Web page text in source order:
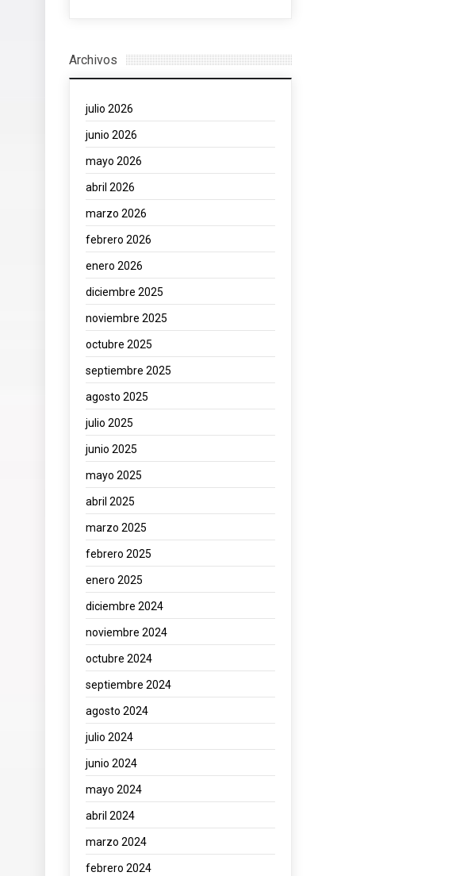
Archivos
julio 2026
junio 2026
mayo 2026
abril 2026
marzo 2026
febrero 2026
enero 2026
diciembre 2025
noviembre 2025
octubre 2025
septiembre 2025
agosto 2025
julio 2025
junio 2025
mayo 2025
abril 2025
marzo 2025
febrero 2025
enero 2025
diciembre 2024
noviembre 2024
octubre 2024
septiembre 2024
agosto 2024
julio 2024
junio 2024
mayo 2024
abril 2024
marzo 2024
febrero 2024